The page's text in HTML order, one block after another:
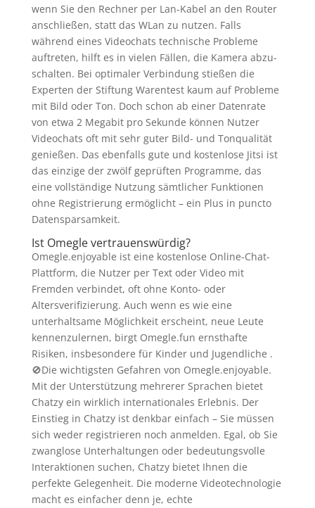
wenn Sie den Rechner per Lan-Kabel an den Router
anschließen, statt das WLan zu nutzen. Falls
während eines Video­chats tech­nische Probleme
auftreten, hilft es in vielen Fällen, die Kamera abzu­
schalten. Bei optimaler Verbindung stießen die
Experten der Stiftung Warentest kaum auf Probleme
mit Bild oder Ton. Doch schon ab einer Daten­rate
von etwa 2 Megabit pro Sekunde können Nutzer
Video­chats oft mit sehr guter Bild- und Tonqualität
genießen. Das ebenfalls gute und kostenlose Jitsi ist
das einzige der zwölf geprüften Programme, das
eine voll­ständige Nutzung sämtlicher Funk­tionen
ohne Registrierung ermöglicht – ein Plus in puncto
Daten­spar­samkeit.
Ist Omegle vertrauenswürdig?
Omegle.enjoyable ist eine kostenlose Online-Chat-
Plattform, die Nutzer per Text oder Video mit
Fremden verbindet, oft ohne Konto- oder
Altersverifizierung. Auch wenn es wie eine
unterhaltsame Möglichkeit erscheint, neue Leute
kennenzulernen, birgt Omegle.fun ernsthafte
Risiken, insbesondere für Kinder und Jugendliche .
🚫Die wichtigsten Gefahren von Omegle.enjoyable.
Mit der Unterstützung mehrerer Sprachen bietet
Chatzy ein wirklich internationales Erlebnis. Der
Einstieg in Chatzy ist denkbar einfach – Sie müssen
sich weder registrieren noch anmelden. Egal, ob Sie
zwanglose Unterhaltungen oder bedeutungsvolle
Interaktionen suchen, Chatzy bietet Ihnen die
perfekte Gelegenheit. Die moderne Videotechnologie
macht es einfacher denn je, echte